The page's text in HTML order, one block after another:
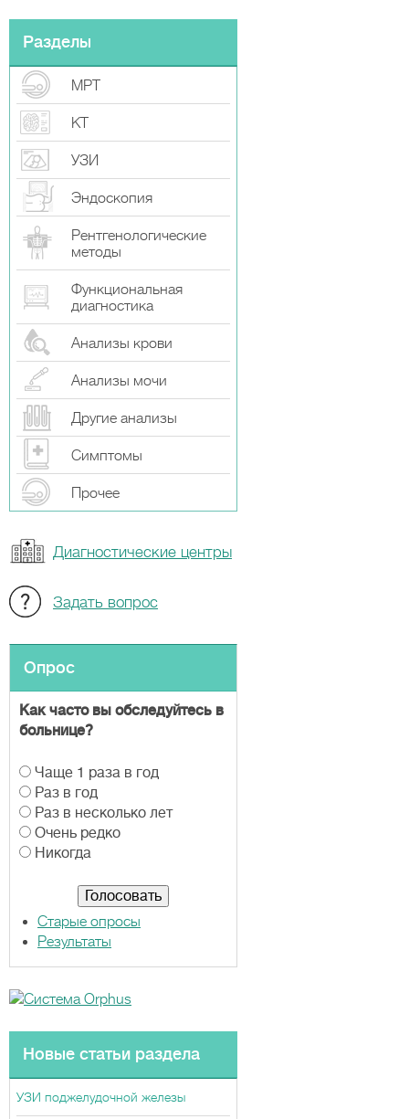
Разделы
МРТ
КТ
УЗИ
Эндоскопия
Рентгенологические
методы
Функциональная
диагностика
Анализы крови
Анализы мочи
Другие анализы
Симптомы
Прочeе
Диагностические центры
Задать вопрос
Опрос
Как часто вы обследуйтесь в
больнице?
В
а
р
и
а
Чаще 1 раза в год
Раз в год
Раз в несколько лет
Очень редко
Никогда
Старые опросы
Результаты
Новые статьи раздела
УЗИ поджелудочной железы